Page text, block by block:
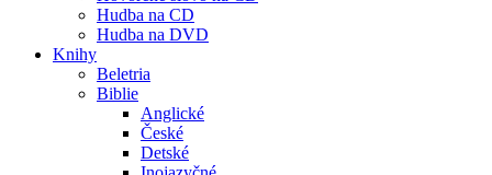
Hudba na CD
Hudba na DVD
Knihy
Beletria
Biblie
Anglické
České
Detské